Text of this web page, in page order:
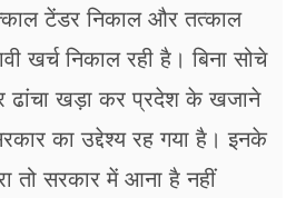
टेंडर निकाल और तत्काल
खर्च निकाल रही है। बिना सोचे
ढांचा खड़ा कर प्रदेश के खजाने
का उद्देश्य रह गया है। इनके
तो सरकार में आना है नहीं